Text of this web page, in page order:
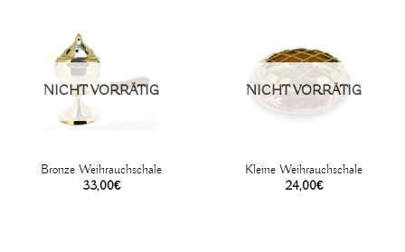
NICHT VORRÄTIG
Bronze Weihrauchschale
33,00€
NICHT VORRÄTIG
Kleine Weihrauchschale
24,00€